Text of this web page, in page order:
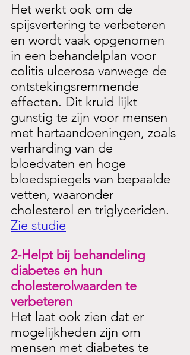
Het werkt ook om de
spijsvertering te verbeteren
en wordt vaak opgenomen
in een behandelplan voor
colitis ulcerosa vanwege de
ontstekingsremmende
effecten. Dit kruid lijkt
gunstig te zijn voor mensen
met hartaandoeningen, zoals
verharding van de
bloedvaten en hoge
bloedspiegels van bepaalde
vetten, waaronder
cholesterol en triglyceriden.
Zie studie
2-Helpt bij behandeling
diabetes en hun
cholesterolwaarden te
verbeteren
Het laat ook zien dat er
mogelijkheden zijn om
mensen met diabetes te